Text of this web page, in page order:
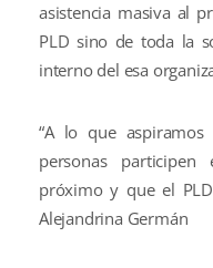
asistencia masiva al
PLD sino de toda la
interno del esa
“A lo que
personas
próximo y que el
Alejandrina Germán